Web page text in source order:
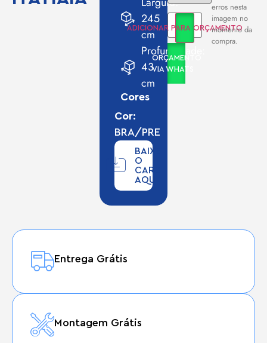
245
cm
Profundidade:
43
cm
Cores
Cor:
BRA/PRE
BAIXE
O
CARD
AQUI
ADICIONAR PARA ORÇAMENTO
ORÇAMENTO
VIA WHATS
erros nesta
imagem no
momento da
compra.
Entrega Grátis
Montagem Grátis